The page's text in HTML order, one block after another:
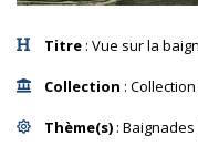
Titre : Vue sur la
Collection :
Thème(s) :